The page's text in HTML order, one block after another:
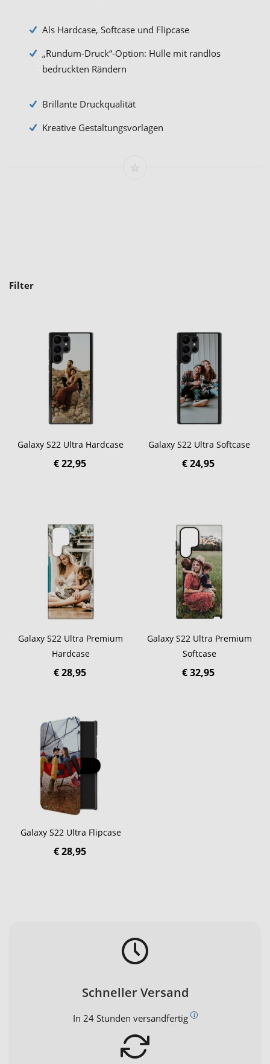
Als Hardcase, Softcase und Flipcase
„Rundum-Druck“-Option: Hülle mit randlos
bedruckten Rändern
Brillante Druckqualität
Kreative Gestaltungsvorlagen
Filter
Galaxy S22 Ultra Hardcase
€ 22,95
Galaxy S22 Ultra Softcase
€ 24,95
Galaxy S22 Ultra Premium
Hardcase
€ 28,95
Galaxy S22 Ultra Premium
Softcase
€ 32,95
Galaxy S22 Ultra Flipcase
€ 28,95
Schneller Versand
In 24 Stunden versandfertig